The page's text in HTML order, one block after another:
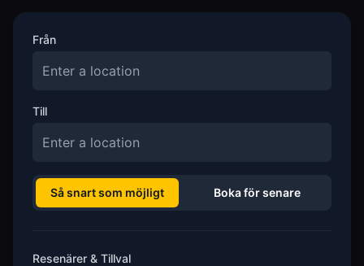
Från
Till
Så snart som möjligt Boka för senare
Resenärer & Tillval